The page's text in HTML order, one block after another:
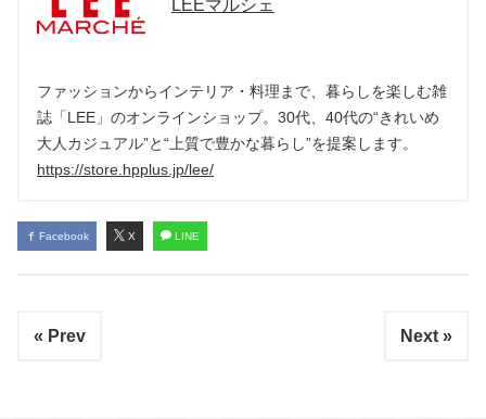
LEEマルシェ
ファッションからインテリア・料理まで、暮らしを楽しむ雑
誌「LEE」のオンラインショップ。30代、40代の“きれいめ
大人カジュアル”と“上質で豊かな暮らし”を提案します。
https://store.hpplus.jp/lee/
Facebook X LINE
« Prev Next »